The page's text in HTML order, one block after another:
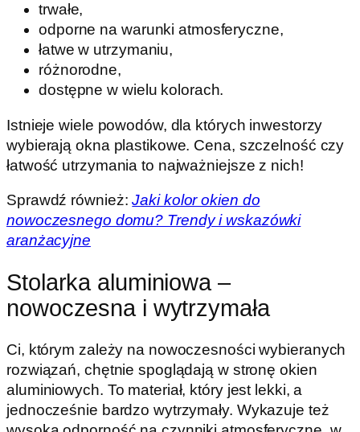
trwałe,
odporne na warunki atmosferyczne,
łatwe w utrzymaniu,
różnorodne,
dostępne w wielu kolorach.
Istnieje wiele powodów, dla których inwestorzy
wybierają okna plastikowe. Cena, szczelność czy
łatwość utrzymania to najważniejsze z nich!
Sprawdź również:Jaki kolor okien do
nowoczesnego domu? Trendy i wskazówki
aranżacyjne
Stolarka aluminiowa –
nowoczesna i wytrzymała
Ci, którym zależy na nowoczesności wybieranych
rozwiązań, chętnie spoglądają w stronę okien
aluminiowych. To materiał, który jest lekki, a
jednocześnie bardzo wytrzymały. Wykazuje też